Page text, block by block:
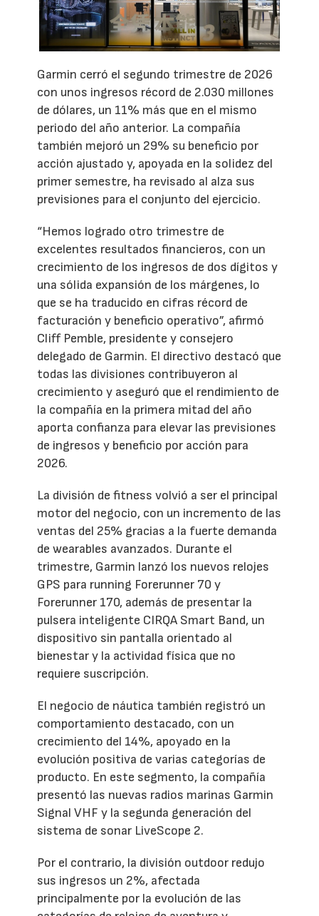
Garmin cerró el segundo trimestre de 2026
con unos ingresos récord de 2.030 millones
de dólares, un 11% más que en el mismo
periodo del año anterior. La compañía
también mejoró un 29% su beneficio por
acción ajustado y, apoyada en la solidez del
primer semestre, ha revisado al alza sus
previsiones para el conjunto del ejercicio.
“Hemos logrado otro trimestre de
excelentes resultados financieros, con un
crecimiento de los ingresos de dos dígitos y
una sólida expansión de los márgenes, lo
que se ha traducido en cifras récord de
facturación y beneficio operativo”, afirmó
Cliff Pemble, presidente y consejero
delegado de Garmin. El directivo destacó que
todas las divisiones contribuyeron al
crecimiento y aseguró que el rendimiento de
la compañía en la primera mitad del año
aporta confianza para elevar las previsiones
de ingresos y beneficio por acción para
2026.
La división de fitness volvió a ser el principal
motor del negocio, con un incremento de las
ventas del 25% gracias a la fuerte demanda
de wearables avanzados. Durante el
trimestre, Garmin lanzó los nuevos relojes
GPS para running Forerunner 70 y
Forerunner 170, además de presentar la
pulsera inteligente CIRQA Smart Band, un
dispositivo sin pantalla orientado al
bienestar y la actividad física que no
requiere suscripción.
El negocio de náutica también registró un
comportamiento destacado, con un
crecimiento del 14%, apoyado en la
evolución positiva de varias categorías de
producto. En este segmento, la compañía
presentó las nuevas radios marinas Garmin
Signal VHF y la segunda generación del
sistema de sonar LiveScope 2.
Por el contrario, la división outdoor redujo
sus ingresos un 2%, afectada
principalmente por la evolución de las